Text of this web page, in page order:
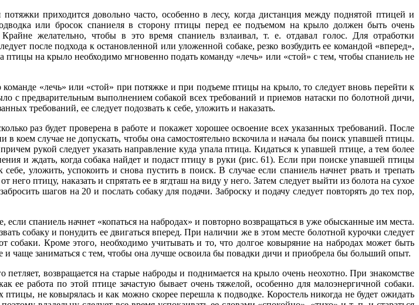
приходится довольно часто, особенно в лесу, когда дистанция между поднятой птицей и
или бросок спаниеля в сторону птицы перед ее подъемом на крыло должен быть очень
желательно, чтобы в это время спаниель взлаивал, т. е. отдавал голос. Для отработки
после подхода к остановленной или уложенной собаке, резко возбудить ее командой «вперед»,
на крыло необходимо мгновенно подать команду «лечь» или «стой» с тем, чтобы спаниель не
«лечь» или «стой» при потяжке и при подъеме птицы на крыло, то следует вновь перейти к
с предварительным выполнением собакой всех требований и приемов натаски по болотной дичи,
требований, ее следует подозвать к себе, уложить и наказать.
раз будет проверена в работе и покажет хорошее освоение всех указанных требований. После
коем случае не допускать, чтобы она самостоятельно вскочила и начала бы поиск упавшей птицы.
рукой следует указать направление куда упала птица. Кидаться к упавшей птице, а тем более
и ждать, когда собака найдет и подаст птицу в руки (рис. 61). Если при поиске упавшей птицы
уложить, успокоить и снова пустить в поиск. В случае если спаниель начнет рвать и трепать
птицу, наказать и спрятать ее в ягдташ на виду у него. Затем следует выйти из болота на сухое
шагов на 20 и послать собаку для подачи. Заброску и подачу следует повторять до тех пор,
спаниель начнет «копаться на набродах» и повторно возвращаться в уже обысканные им места.
собаку и понудить ее двигаться вперед. При наличии же в этом месте болотной курочки следует
собаки. Кроме этого, необходимо учитывать и то, что долгое ковыряние на набродах может быть
и чаще заниматься с тем, чтобы она лучше освоила бы повадки дичи и приобрела бы больший опыт.
петляет, возвращается на старые наброды и поднимается на крыло очень неохотно. При знакомстве
ее работа по этой птице зачастую бывает очень тяжелой, особенно для малоэнергичной собаки.
не ковырялась и как можно скорее перешла к подводке. Коростель никогда не будет ожидать